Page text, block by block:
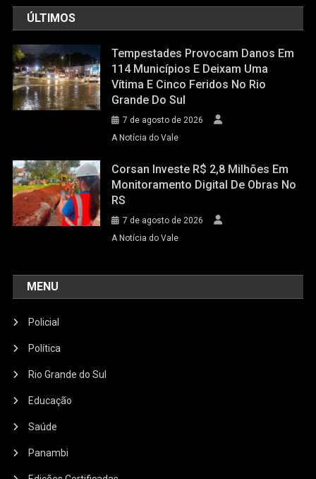
ÚLTIMOS
Tempestades Provocam Danos Em
114 Municípios E Deixam Uma
Vítima E Cinco Feridos No Rio
Grande Do Sul
7 de agosto de 2026
A Notícia do Vale
Corsan Investe R$ 2,8 Milhões Em
Monitoramento Digital De Obras No
RS
7 de agosto de 2026
A Notícia do Vale
MENU
Policial
Política
Rio Grande do Sul
Educação
Saúde
Panambi